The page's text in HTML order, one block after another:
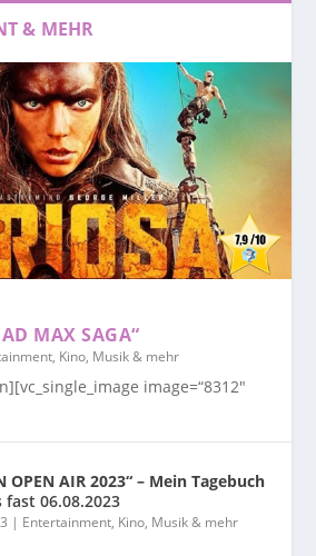
& MEHR
MAX SAGA“
Kino, Musik & mehr
image=“8312″
OPEN AIR 2023“ – Mein Tagebuch
fast 06.08.2023
| Entertainment, Kino, Musik & mehr